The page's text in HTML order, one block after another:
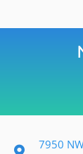
7950